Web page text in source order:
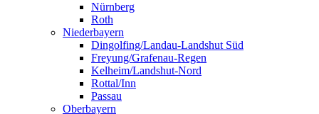
Nürnberg
Roth
Niederbayern
Dingolfing/Landau-Landshut Süd
Freyung/Grafenau-Regen
Kelheim/Landshut-Nord
Rottal/Inn
Passau
Oberbayern